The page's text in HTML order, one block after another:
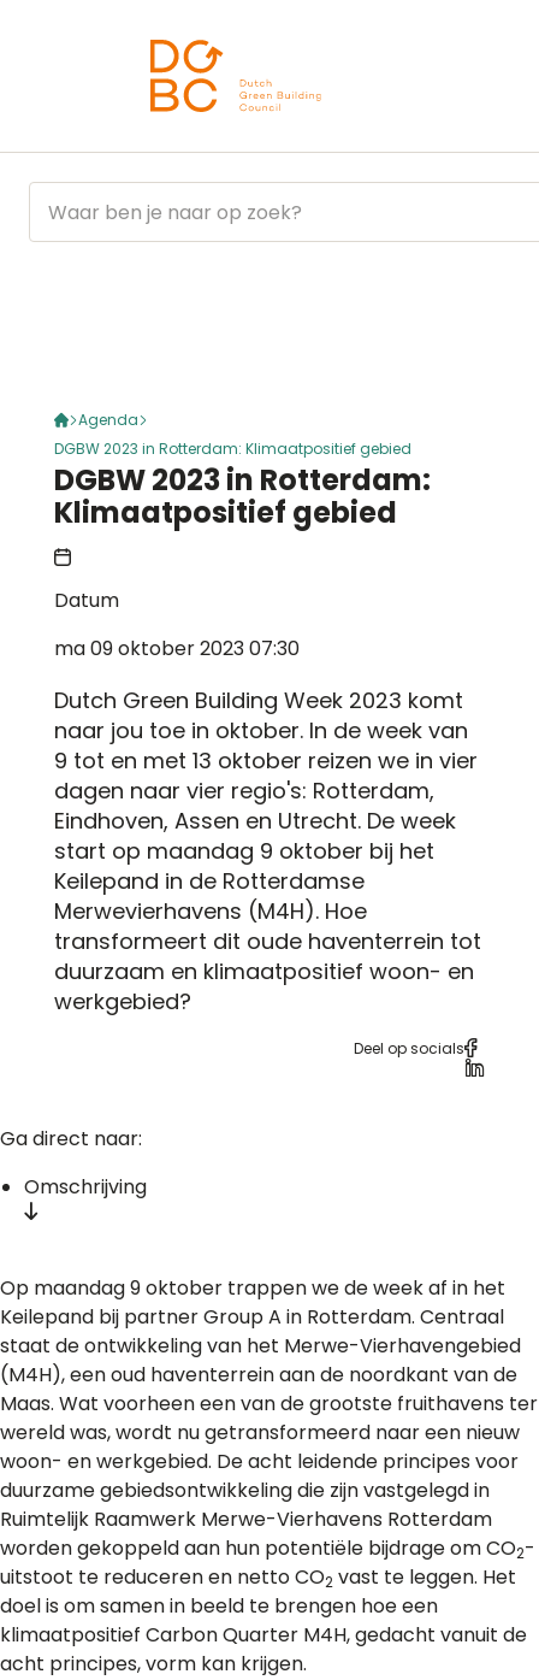
Agenda
DGBW 2023 in Rotterdam: Klimaatpositief gebied
DGBW 2023 in Rotterdam:
Klimaatpositief gebied
Datum
ma 09 oktober 2023 07:30
Dutch Green Building Week 2023 komt
naar jou toe in oktober. In de week van
9 tot en met 13 oktober reizen we in vier
dagen naar vier regio's: Rotterdam,
Eindhoven, Assen en Utrecht. De week
start op maandag 9 oktober bij het
Keilepand in de Rotterdamse
Merwevierhavens (M4H). Hoe
transformeert dit oude haventerrein tot
duurzaam en klimaatpositief woon- en
werkgebied?
Deel op socials
Ga direct naar:
Omschrijving
Op maandag 9 oktober trappen we de week af in het
Keilepand bij partner Group A in Rotterdam. Centraal
staat de ontwikkeling van het Merwe-Vierhavengebied
(M4H), een oud haventerrein aan de noordkant van de
Maas. Wat voorheen een van de grootste fruithavens ter
wereld was, wordt nu getransformeerd naar een nieuw
woon- en werkgebied. De acht leidende principes voor
duurzame gebiedsontwikkeling die zijn vastgelegd in
Ruimtelijk Raamwerk Merwe-Vierhavens Rotterdam
worden gekoppeld aan hun potentiële bijdrage om CO2-
uitstoot te reduceren en netto CO2 vast te leggen. Het
doel is om samen in beeld te brengen hoe een
klimaatpositief Carbon Quarter M4H, gedacht vanuit de
acht principes, vorm kan krijgen.